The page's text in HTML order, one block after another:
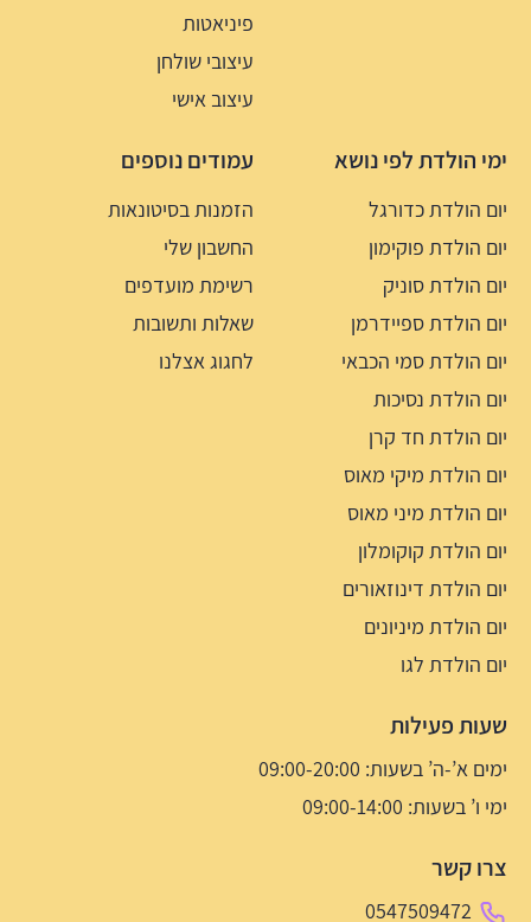
פיניאטות
עיצובי שולחן
עיצוב אישי
ימי הולדת לפי נושא
יום הולדת כדורגל
יום הולדת פוקימון
יום הולדת סוניק
יום הולדת ספיידרמן
יום הולדת סמי הכבאי
יום הולדת נסיכות
יום הולדת חד קרן
יום הולדת מיקי מאוס
יום הולדת מיני מאוס
יום הולדת קוקומלון
יום הולדת דינוזאורים
יום הולדת מיניונים
יום הולדת לגו
עמודים נוספים
הזמנות בסיטונאות
החשבון שלי
רשימת מועדפים
שאלות ותשובות
לחגוג אצלנו
שעות פעילות
ימים א’-ה’ בשעות: 09:00-20:00
ימי ו’ בשעות: 09:00-14:00
צרו קשר
0547509472